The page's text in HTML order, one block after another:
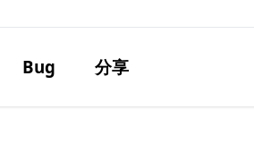
Bug 分享